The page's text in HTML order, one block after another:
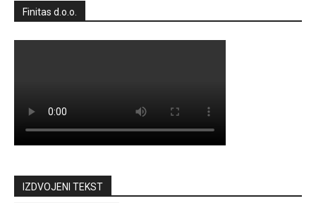
Finitas d.o.o.
IZDVOJENI TEKST